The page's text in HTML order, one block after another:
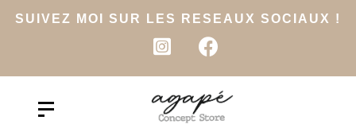
SUIVEZ MOI SUR LES RESEAUX SOCIAUX !